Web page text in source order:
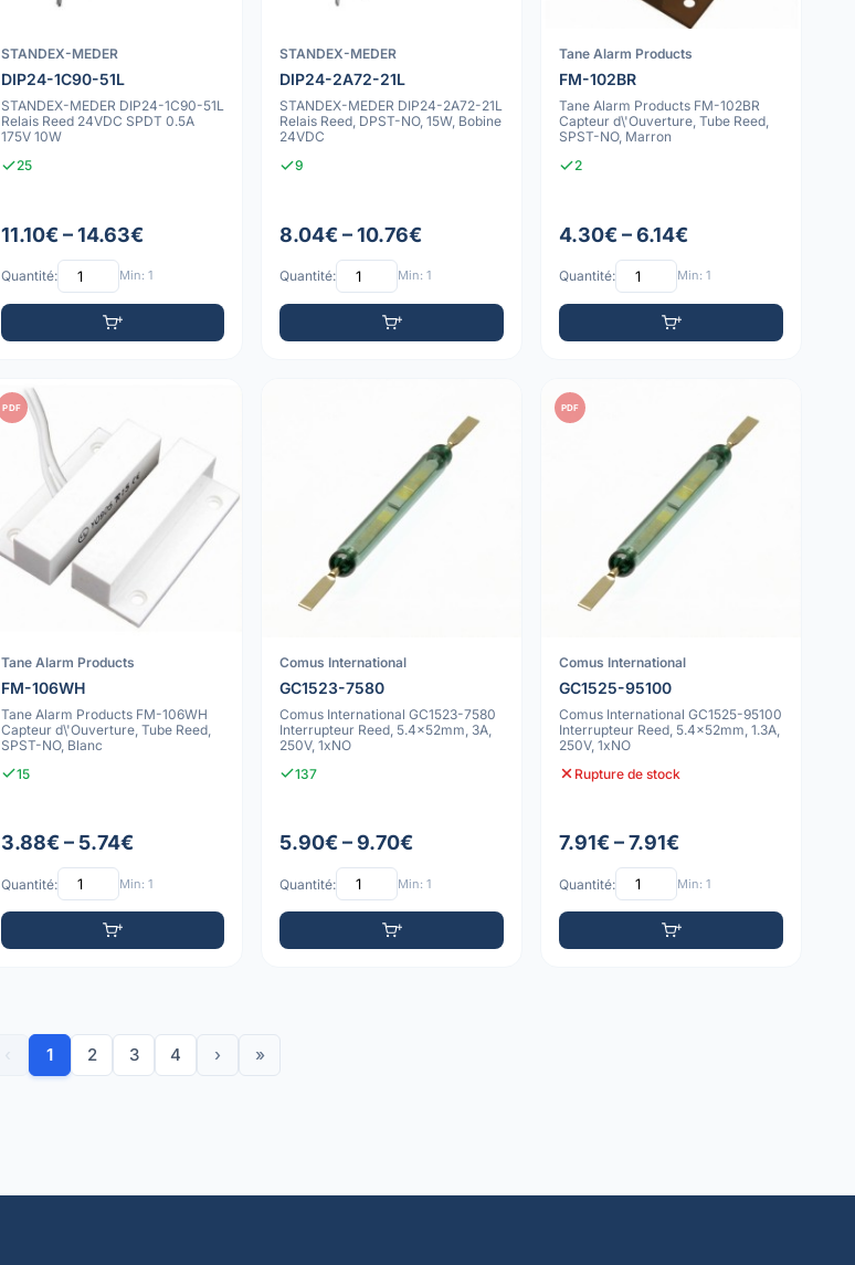
STANDEX-MEDER
DIP24-1C90-51L
STANDEX-MEDER DIP24-1C90-51L
Relais Reed 24VDC SPDT 0.5A
175V 10W
25
11.10€ – 14.63€
Quantité: Min: 1
STANDEX-MEDER
DIP24-2A72-21L
STANDEX-MEDER DIP24-2A72-21L
Relais Reed, DPST-NO, 15W, Bobine
24VDC
9
8.04€ – 10.76€
Quantité: Min: 1
Tane Alarm Products
FM-102BR
Tane Alarm Products FM-102BR
Capteur d\'Ouverture, Tube Reed,
SPST-NO, Marron
2
4.30€ – 6.14€
Quantité: Min: 1
PDF
Tane Alarm Products
FM-106WH
Tane Alarm Products FM-106WH
Capteur d\'Ouverture, Tube Reed,
SPST-NO, Blanc
15
3.88€ – 5.74€
Quantité: Min: 1
Comus International
GC1523-7580
Comus International GC1523-7580
Interrupteur Reed, 5.4x52mm, 3A,
250V, 1xNO
137
5.90€ – 9.70€
Quantité: Min: 1
PDF
Comus International
GC1525-95100
Comus International GC1525-95100
Interrupteur Reed, 5.4x52mm, 1.3A,
250V, 1xNO
Rupture de stock
7.91€ – 7.91€
Quantité: Min: 1
1 2 3 4 › »